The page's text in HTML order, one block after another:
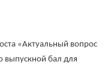
«Актуальный вопрос
выпускной бал для